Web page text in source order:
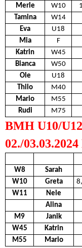
Merle W10
Tamina
W14
Eva
U18
Mia
F
Katrin
W45
Bianca
W50
Ole
U18
Thilo
M40
Mario
M55
Rudi
M75
BMH U10/
02./
W8
Sarah
W10
Greta
W11
Nele
Alina
M9
Janik
W45
Katrin
M55
Mario